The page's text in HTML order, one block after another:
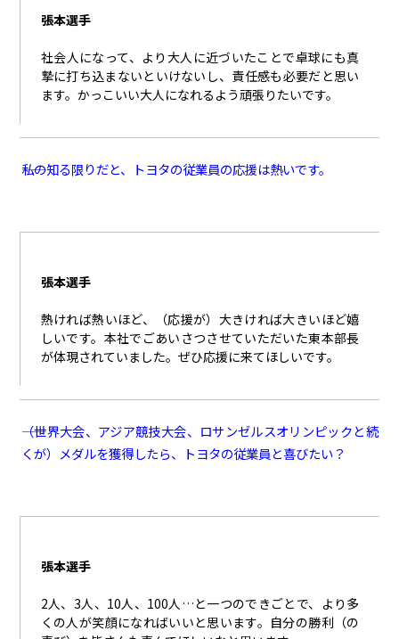
張本選手
社会人になって、より大人に近づいたことで卓球にも真
摯に打ち込まないといけないし、責任感も必要だと思い
ます。かっこいい大人になれるよう頑張りたいです。
――私の知る限りだと、トヨタの従業員の応援は熱いです。
張本選手
熱ければ熱いほど、（応援が）大きければ大きいほど嬉
しいです。本社でごあいさつさせていただいた東本部長
が体現されていました。ぜひ応援に来てほしいです。
――（世界大会、アジア競技大会、ロサンゼルスオリンピックと続
くが）メダルを獲得したら、トヨタの従業員と喜びたい？
張本選手
2人、 3人、 10人、 100人…と一つのできごとで、より多
くの人が笑顔になればいいと思います。自分の勝利（の